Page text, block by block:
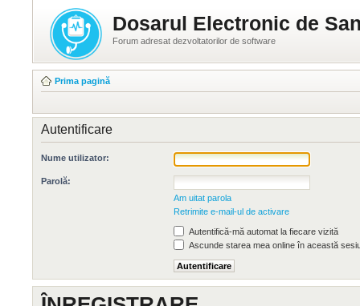
Dosarul Electronic de
Forum adresat dezvoltatorilor de software
Prima pagină
Autentificare
Nume utilizator:
Parolă:
Am uitat parola
Retrimite e-mail-ul de activare
Autentifică-mă automat la fiecare vizită
Ascunde starea mea online în această